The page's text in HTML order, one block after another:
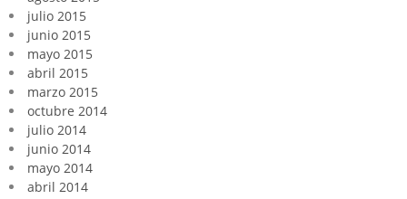
julio 2015
junio 2015
mayo 2015
abril 2015
marzo 2015
octubre 2014
julio 2014
junio 2014
mayo 2014
abril 2014